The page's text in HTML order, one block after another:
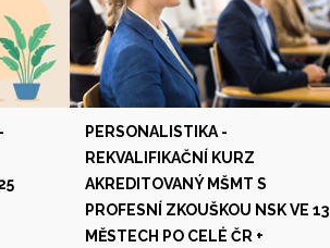
PERSONALISTIKA -
REKVALIFIKAČNÍ KURZ
AKREDITOVANÝ MŠMT S
PROFESNÍ ZKOUŠKOU NSK VE 13
MĚSTECH PO CELÉ ČR +